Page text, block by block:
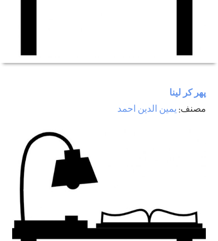
پھر كر لينا
مصنف:يمين الدين احمد